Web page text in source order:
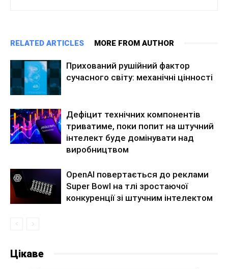
RELATED ARTICLES MORE FROM AUTHOR
Прихований рушійний фактор
сучасного світу: механічні цінності
Дефіцит технічних компонентів
триватиме, поки попит на штучний
інтелект буде домінувати над
виробництвом
OpenAI повертається до реклами
Super Bowl на тлі зростаючої
конкуренції зі штучним інтелектом
Цікаве